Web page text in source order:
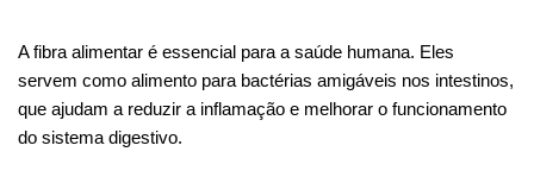
A fibra alimentar é essencial para a saúde humana. Eles
servem como alimento para bactérias amigáveis ​​nos intestinos,
que ajudam a reduzir a inflamação e melhorar o funcionamento
do sistema digestivo.